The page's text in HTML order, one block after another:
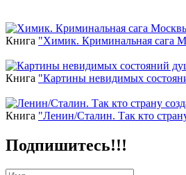
Книга "Химик. Криминальная сага
Книга "Картины невидимых
Книга "Ленин/Сталин. Так кто
Подпишитесь!!!